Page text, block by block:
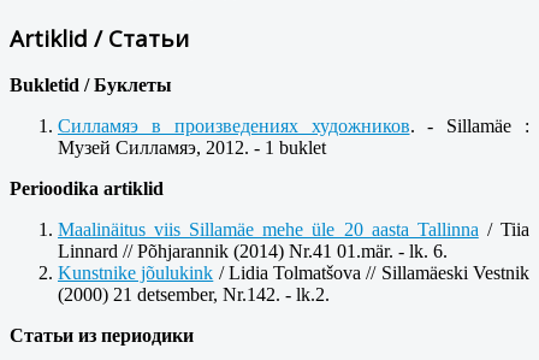
Artiklid / Статьи
Bukletid / Буклеты
Силламяэ в произведениях художников. - Sillamäe :
Музей Силламяэ, 2012. - 1 buklet
Perioodika artiklid
Maalinäitus viis Sillamäe mehe üle 20 aasta Tallinna / Tiia
Linnard // Põhjarannik (2014) Nr.41 01.mär. - lk. 6.
Kunstnike jõulukink / Lidia Tolmatšova // Sillamäeski Vestnik
(2000) 21 detsember, Nr.142. - lk.2.
Статьи из периодики